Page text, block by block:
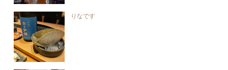
りなです